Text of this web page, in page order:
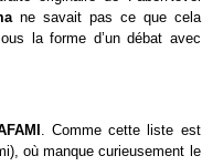
ne savait pas ce que cela
la forme d’un débat avec
. Comme cette liste est
où manque curieusement le